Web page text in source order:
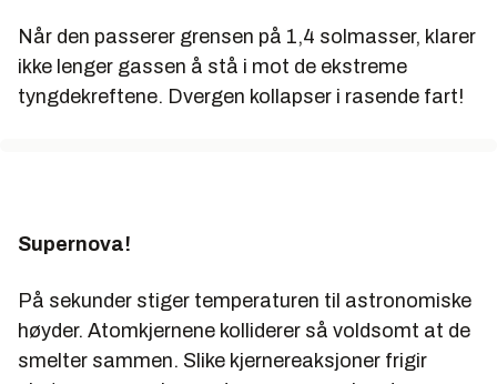
Når den passerer grensen på 1,4 solmasser, klarer
ikke lenger gassen å stå i mot de ekstreme
tyngdekreftene. Dvergen kollapser i rasende fart!
Supernova!
På sekunder stiger temperaturen til astronomiske
høyder. Atomkjernene kolliderer så voldsomt at de
smelter sammen. Slike kjernereaksjoner frigir